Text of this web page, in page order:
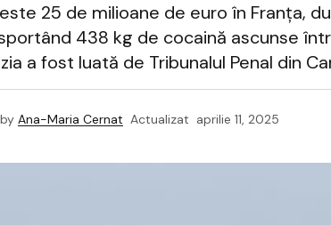
25 de milioane de euro în Franța,
438 kg de cocaină ascunse
a fost luată de Tribunalul Penal din
by Ana-Maria Cernat Actualizat aprilie 11, 2025